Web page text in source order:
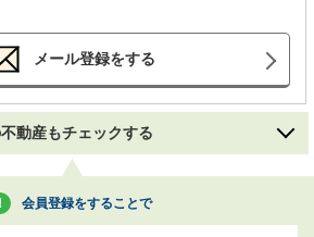
メール登録をする
動産もチェックする
会員登録をすることで